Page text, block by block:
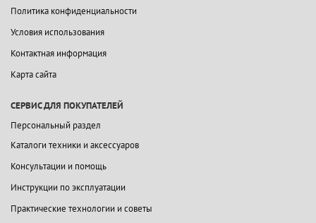
Политика конфиденциальности
Условия использования
Контактная информация
Карта сайта
СЕРВИС ДЛЯ ПОКУПАТЕЛЕЙ
Персональный раздел
Каталоги техники и аксессуаров
Консультации и помощь
Инструкции по эксплуатации
Практические технологии и советы